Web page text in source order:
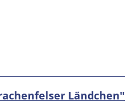
Ländchen"